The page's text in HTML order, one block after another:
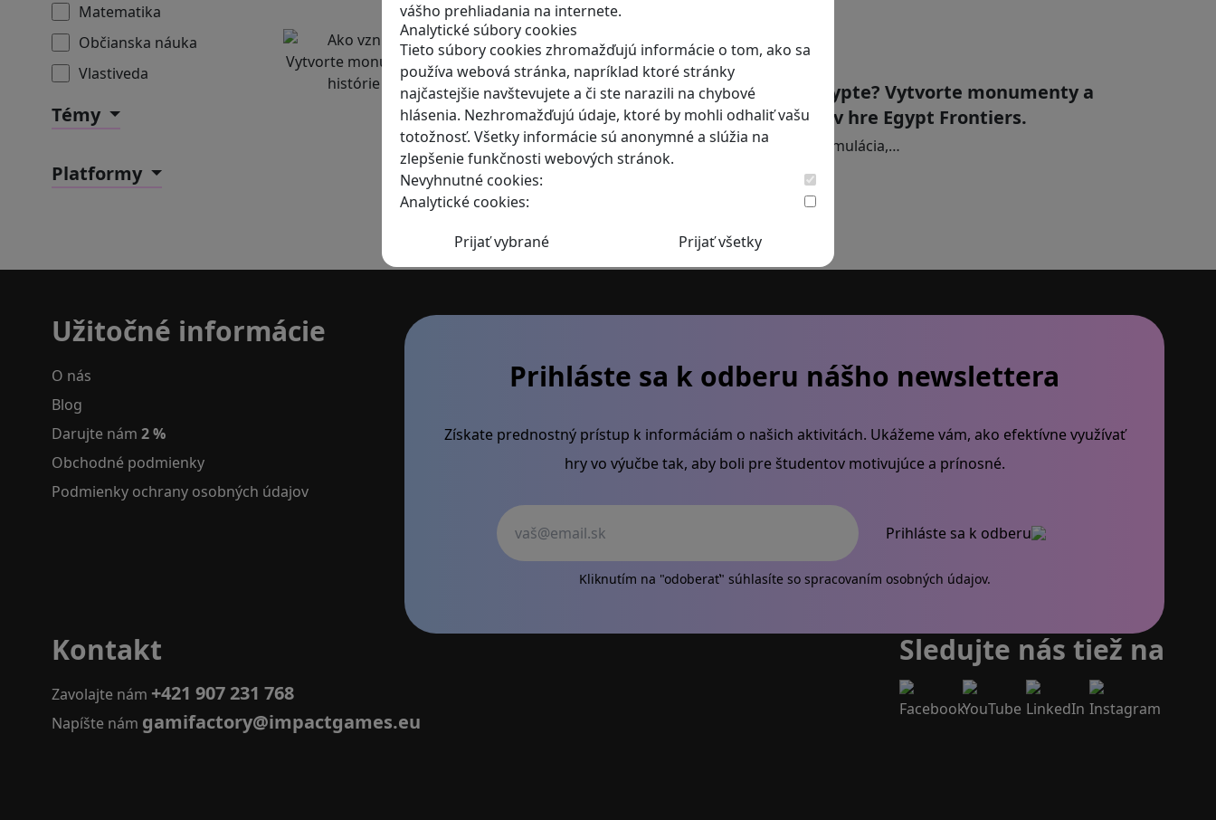
vášho prehliadania na internete.
Analytické súbory cookies
Tieto súbory cookies zhromažďujú informácie o tom, ako sa
používa webová stránka, napríklad ktoré stránky
najčastejšie navštevujete a či ste narazili na chybové
hlásenia. Nezhromažďujú údaje, ktoré by mohli odhaliť vašu
totožnosť. Všetky informácie sú anonymné a slúžia na
zlepšenie funkčnosti webových stránok.
Nevyhnutné cookies:
Analytické cookies:
Matematika
Občianska náuka
Vlastiveda
Témy
Platformy
RECENZIE
Ako vznikali pyramídy v Egypte? Vytvorte monumenty a
staňte sa tvorcom histórie v hre Egypt Frontiers.
Hra Egypt Frontiers je staviteľská simulácia,…
Užitočné informácie
O nás
Blog
Darujte nám 2 %
Obchodné podmienky
Podmienky ochrany osobných údajov
Prihláste sa k odberu nášho newslettera
Získate prednostný prístup k informáciám o našich aktivitách. Ukážeme vám, ako efektívne využívať
hry vo výučbe tak, aby boli pre študentov motivujúce a prínosné.
Prihláste sa k odberu
Kliknutím na "odoberať" súhlasíte so spracovaním osobných údajov.
Kontakt
Zavolajte nám +421 907 231 768
Napíšte nám gamifactory@impactgames.eu
Sledujte nás tiež na